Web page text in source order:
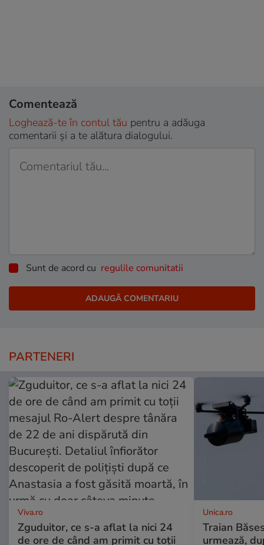
Comentează
Loghează-te în contul tău pentru a adăuga
comentarii și a te alătura dialogului.
Sunt de acord cu regulile comunitatii
PARTENERI
Viva.ro
Zguduitor, ce s-a aflat la nici 24
de ore de când am primit cu toții
Unica.ro
Traian
urmează,